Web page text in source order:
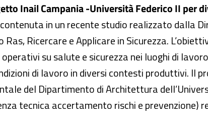
Inail Campania -Università Federico II per
in un recente studio realizzato dalla
Ricercare e Applicare in Sicurezza.
su salute e sicurezza nei luoghi di
di lavoro in diversi contesti produttivi. Il
del Dipartimento di Architettura
tecnica accertamento rischi e prevenzione)